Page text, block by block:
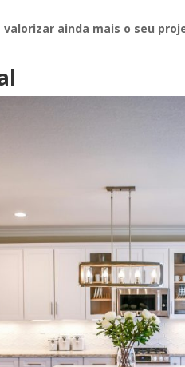
valorizar ainda mais o seu